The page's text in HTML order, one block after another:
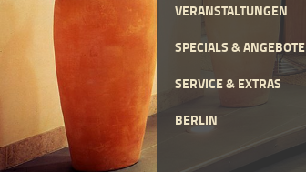
VERANSTALTUNGEN
SPECIALS & ANGEBOTE
SERVICE & EXTRAS
BERLIN